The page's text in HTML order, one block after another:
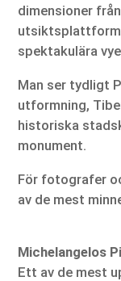
dimensioner
spektakulära
Man ser tydligt
utformning,
historiska
monument.
För fotografer
av de mest
Michelangelos
Ett av de mest